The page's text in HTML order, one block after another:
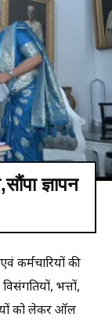
ज्ञापन
कर्मचारियों की
भत्तों,
को लेकर ऑल